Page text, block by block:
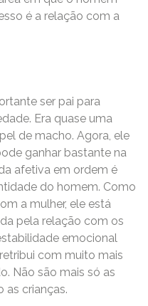
é a relação com a
ser pai para
Era quase uma
de macho. Agora, ele
ganhar bastante na
afetiva em ordem é
do homem. Como
a mulher, ele está
pela relação com os
emocional
com muito mais
Não são mais só as
as crianças.